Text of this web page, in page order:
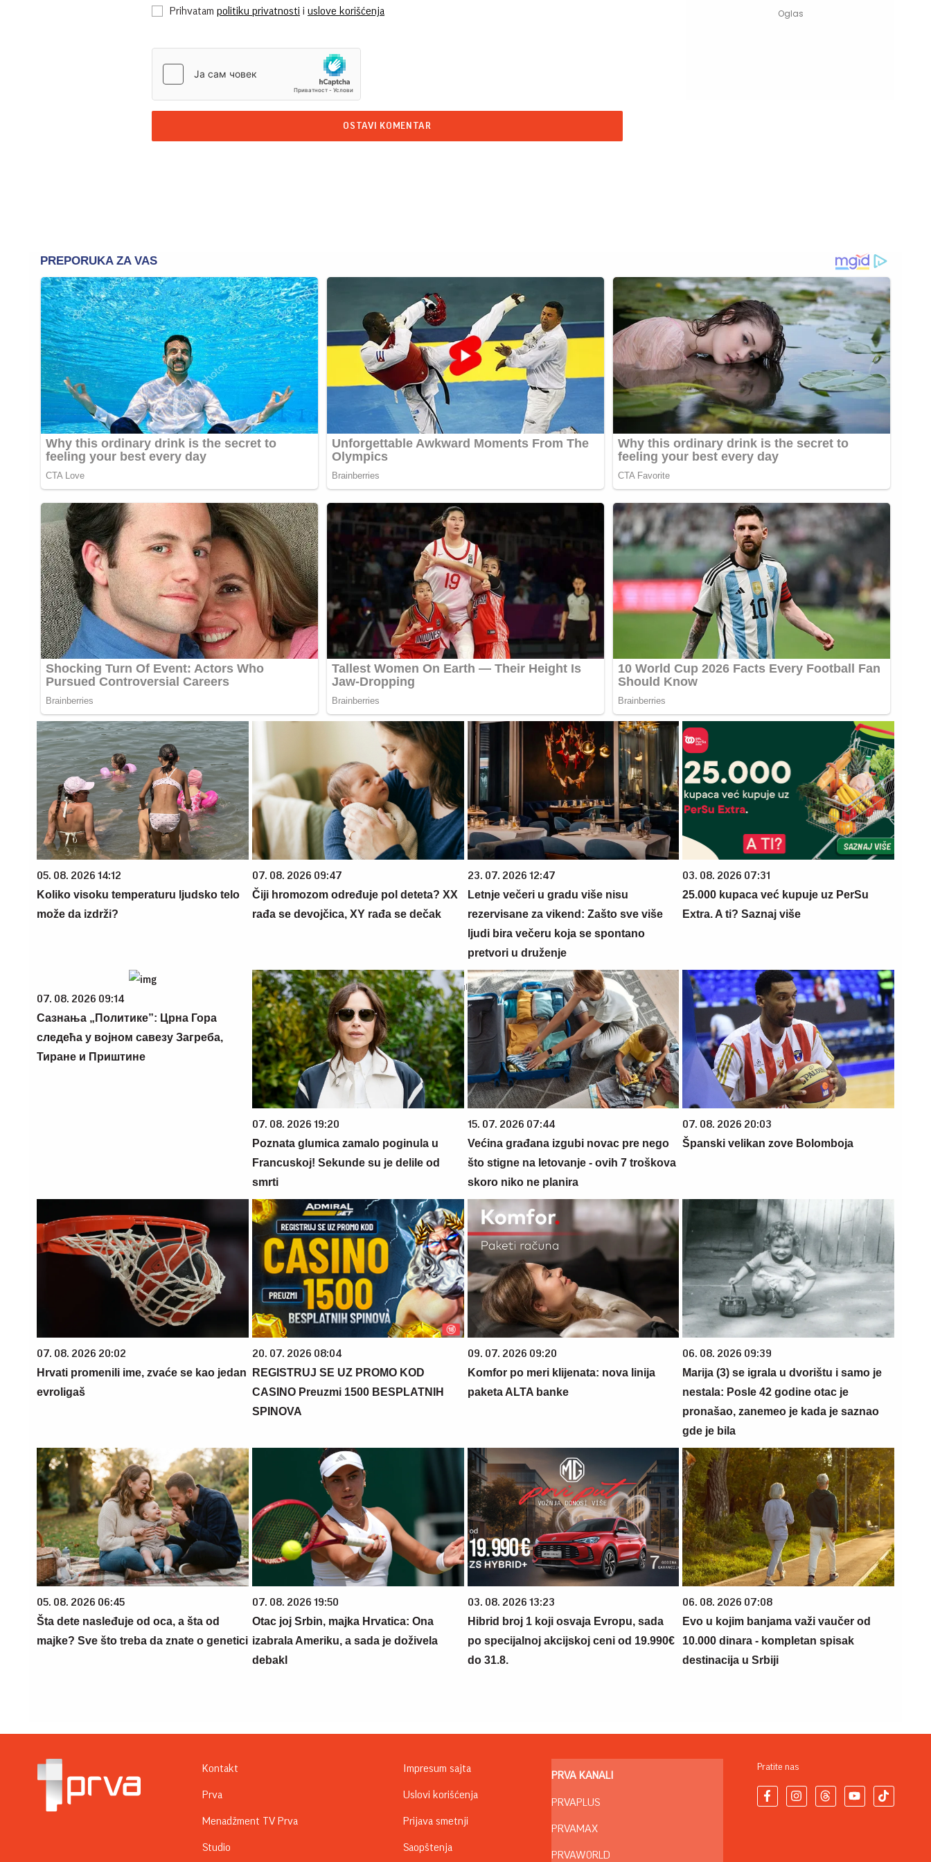
Prihvatam politiku privatnosti i uslove korišćenja
OSTAVI KOMENTAR
05. 08. 2026 14:12
Koliko visoku temperaturu ljudsko telo
može da izdrži?
07. 08. 2026 09:47
Čiji hromozom određuje pol deteta? XX
rađa se devojčica, XY rađa se dečak
23. 07. 2026 12:47
Letnje večeri u gradu više nisu
rezervisane za vikend: Zašto sve više
ljudi bira večeru koja se spontano
pretvori u druženje
03. 08. 2026 07:31
25.000 kupaca već kupuje uz PerSu
Extra. A ti? Saznaj više
07. 08. 2026 09:14
Сазнања „Политике”: Црна Гора
следећа у војном савезу Загреба,
Тиране и Приштине
07. 08. 2026 19:20
Poznata glumica zamalo poginula u
Francuskoj! Sekunde su je delile od
smrti
15. 07. 2026 07:44
Većina građana izgubi novac pre nego
što stigne na letovanje - ovih 7 troškova
skoro niko ne planira
07. 08. 2026 20:03
Španski velikan zove Bolomboja
07. 08. 2026 20:02
Hrvati promenili ime, zvaće se kao jedan
evroligaš
20. 07. 2026 08:04
REGISTRUJ SE UZ PROMO KOD
CASINO Preuzmi 1500 BESPLATNIH
SPINOVA
09. 07. 2026 09:20
Komfor po meri klijenata: nova linija
paketa ALTA banke
06. 08. 2026 09:39
Marija (3) se igrala u dvorištu i samo je
nestala: Posle 42 godine otac je
pronašao, zanemeo je kada je saznao
gde je bila
05. 08. 2026 06:45
Šta dete nasleđuje od oca, a šta od
majke? Sve što treba da znate o genetici
07. 08. 2026 19:50
Otac joj Srbin, majka Hrvatica: Ona
izabrala Ameriku, a sada je doživela
debakl
03. 08. 2026 13:23
Hibrid broj 1 koji osvaja Evropu, sada
po specijalnoj akcijskoj ceni od 19.990€
do 31.8.
06. 08. 2026 07:08
Evo u kojim banjama važi vaučer od
10.000 dinara - kompletan spisak
destinacija u Srbiji
Kontakt
Prva
Menadžment TV Prva
Studio
Impresum sajta
Uslovi korišćenja
Prijava smetnji
Saopštenja
PRVA KANALI
PRVAPLUS
PRVAMAX
PRVAWORLD
Pratite nas